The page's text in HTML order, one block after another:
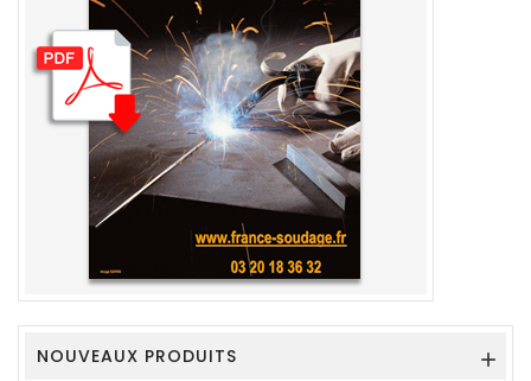
NOUVEAUX PRODUITS 